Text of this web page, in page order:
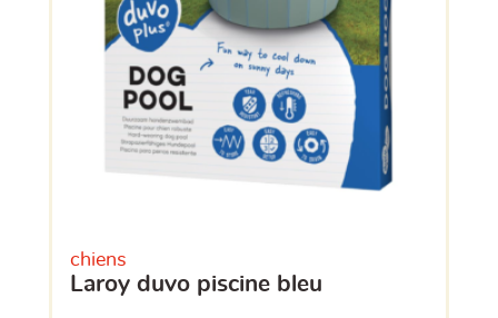
chiens
laroy duvo piscine bleu